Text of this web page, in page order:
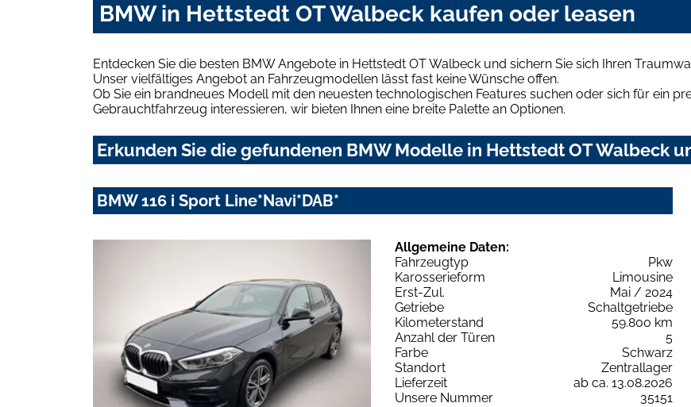
BMW in Hettstedt OT Walbeck kaufen oder leasen
Entdecken Sie die besten BMW Angebote in Hettstedt OT Walbeck und sichern Sie sich Ihren
Unser vielfältiges Angebot an Fahrzeugmodellen lässt fast keine Wünsche offen.
Ob Sie ein brandneues Modell mit den neuesten technologischen Features suchen oder sich für ein
Gebrauchtfahrzeug interessieren, wir bieten Ihnen eine breite Palette an Optionen.
Erkunden Sie die gefundenen BMW Modelle in Hettstedt OT Walbeck
BMW 116 i Sport Line*Navi*DAB*
Allgemeine Daten:
Fahrzeugtyp
Pkw
Karosserieform
Limousine
Erst-Zul.
Mai / 2024
Getriebe
Schaltgetriebe
Kilometerstand
59.800 km
Anzahl der Türen
5
Farbe
Schwarz
Standort
Zentrallager
Lieferzeit
ab ca. 13.08.2026
Unsere Nummer
35151